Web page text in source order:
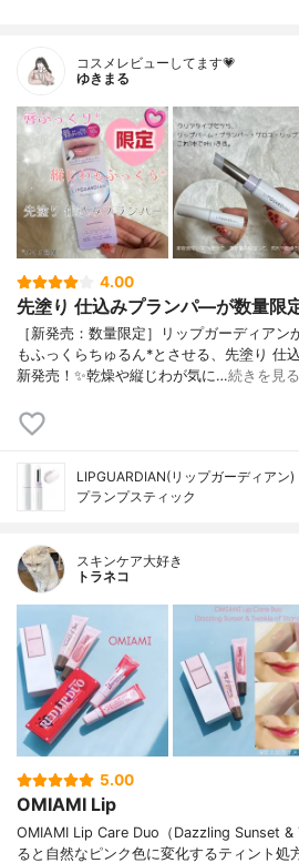
コスメレビューしてます💗
ゆきまる
4.00
先塗り 仕込みプランパ―が数量限
［新発売：数量限定］リップガーディア
もふっくらちゅるん*とさせる、先塗り 仕
新発売！✨乾燥や縦じわが気に…続きを見る
LIPGUARDIAN(リップガーディアン)
プランプスティック
スキンケア大好き
トラネコ
5.00
OMIAMI Lip
OMIAMI Lip Care Duo（Dazzling Sunset
ると自然なピンク色に変化するティント処